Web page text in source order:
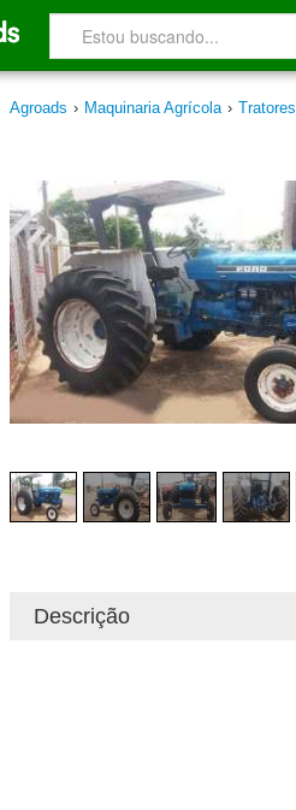
Agroads › Maquinaria Agrícola › Tratores
Descrição